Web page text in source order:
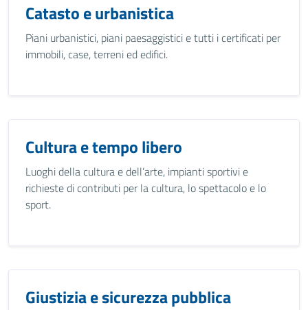
Catasto e urbanistica
Piani urbanistici, piani paesaggistici e tutti i certificati per
immobili, case, terreni ed edifici.
Cultura e tempo libero
Luoghi della cultura e dell’arte, impianti sportivi e
richieste di contributi per la cultura, lo spettacolo e lo
sport.
Giustizia e sicurezza pubblica